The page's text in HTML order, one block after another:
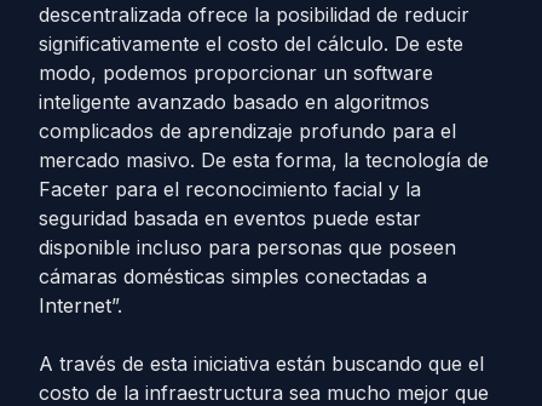
descentralizada ofrece la posibilidad de reducir
significativamente el costo del cálculo. De este
modo, podemos proporcionar un software
inteligente avanzado basado en algoritmos
complicados de aprendizaje profundo para el
mercado masivo. De esta forma, la tecnología de
Faceter para el reconocimiento facial y la
seguridad basada en eventos puede estar
disponible incluso para personas que poseen
cámaras domésticas simples conectadas a
Internet”.
A través de esta iniciativa están buscando que el
costo de la infraestructura sea mucho mejor que